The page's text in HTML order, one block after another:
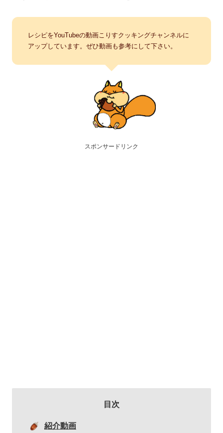
レシピをYouTubeの動画こりすクッキングチャンネルに
アップしています。ぜひ動画も参考にして下さい。
スポンサードリンク
目次
紹介動画